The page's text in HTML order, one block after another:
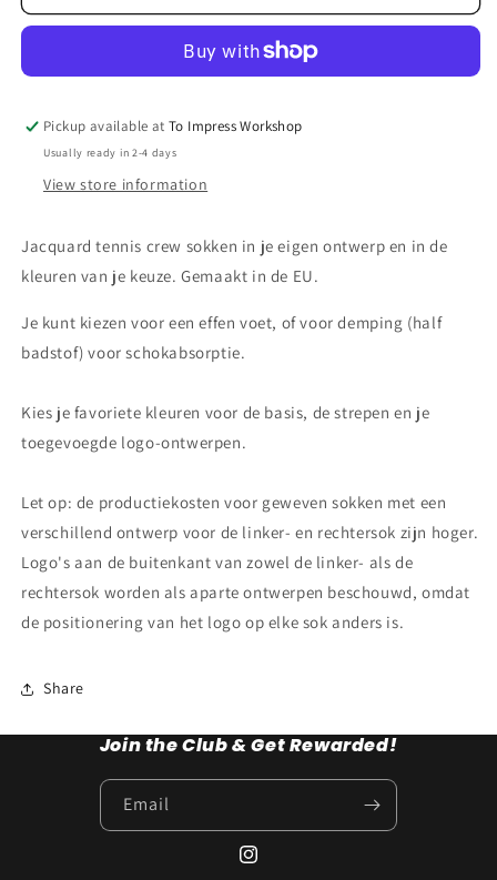
Pickup available atTo Impress Workshop
Usually ready in 2-4 days
View store information
Jacquard tennis crew sokken in je eigen ontwerp en in de
kleuren van je keuze. Gemaakt in de EU.
Je kunt kiezen voor een effen voet, of voor demping (half
badstof) voor schokabsorptie.
Kies je favoriete kleuren voor de basis, de strepen en je
toegevoegde logo-ontwerpen.
Let op: de productiekosten voor geweven sokken met een
verschillend ontwerp voor de linker- en rechtersok zijn hoger.
Logo's aan de buitenkant van zowel de linker- als de
rechtersok worden als aparte ontwerpen beschouwd, omdat
de positionering van het logo op elke sok anders is.
Share
Join the Club & Get Rewarded!
Email
Instagram